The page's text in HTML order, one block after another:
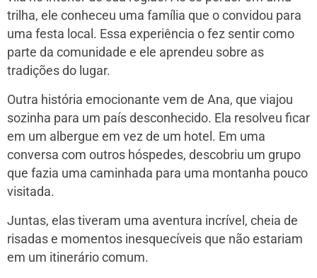
trilha, ele conheceu uma família que o convidou para
uma festa local. Essa experiência o fez sentir como
parte da comunidade e ele aprendeu sobre as
tradições do lugar.
Outra história emocionante vem de Ana, que viajou
sozinha para um país desconhecido. Ela resolveu ficar
em um albergue em vez de um hotel. Em uma
conversa com outros hóspedes, descobriu um grupo
que fazia uma caminhada para uma montanha pouco
visitada.
Juntas, elas tiveram uma aventura incrível, cheia de
risadas e momentos inesquecíveis que não estariam
em um itinerário comum.